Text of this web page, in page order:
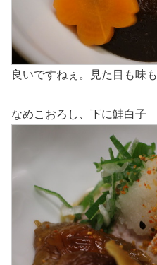
良いですねぇ。見た目も味も
なめこおろし、下に鮭白子